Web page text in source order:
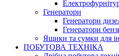
Генератори
Генератори
Генератори
Ящики та сумки для
ПОБУТОВА ТЕХНІКА